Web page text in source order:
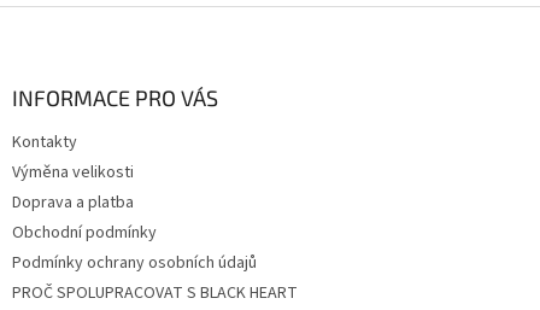
INFORMACE PRO VÁS
Kontakty
Výměna velikosti
Doprava a platba
Obchodní podmínky
Podmínky ochrany osobních údajů
PROČ SPOLUPRACOVAT S BLACK HEART